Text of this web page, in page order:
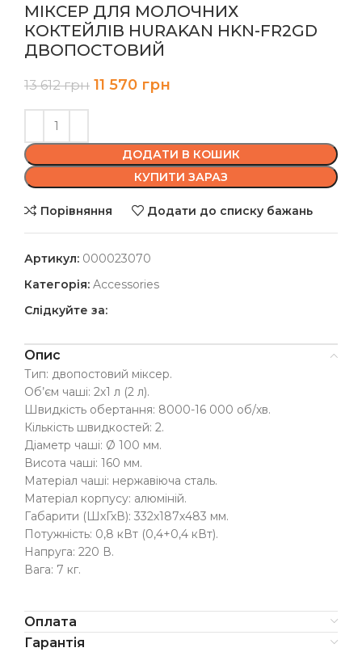
МІКСЕР ДЛЯ МОЛОЧНИХ
КОКТЕЙЛІВ HURAKAN HKN-FR2GD
ДВОПОСТОВИЙ
13 612грн 11 570 грн
ДОДАТИ В КОШИК
КУПИТИ ЗАРАЗ
Порівняння Додати до списку бажань
Артикул: 000023070
Категорія: Accessories
Слідкуйте за:
Опис
Тип: двопостовий міксер.
Об’єм чаші: 2х1 л (2 л).
Швидкість обертання: 8000-16 000 об/хв.
Кількість швидкостей: 2.
Діаметр чаші: Ø 100 мм.
Висота чаші: 160 мм.
Матеріал чаші: нержавіюча сталь.
Матеріал корпусу: алюміній.
Габарити (ШхГхВ): 332х187х483 мм.
Потужність: 0,8 кВт (0,4+0,4 кВт).
Напруга: 220 В.
Вага: 7 кг.
Оплата
Гарантія